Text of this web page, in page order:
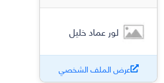
لور عماد خليل
عرض الملف الشخصي